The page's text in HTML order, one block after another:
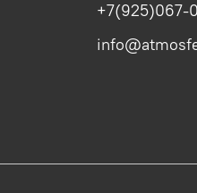
+7(925)067-